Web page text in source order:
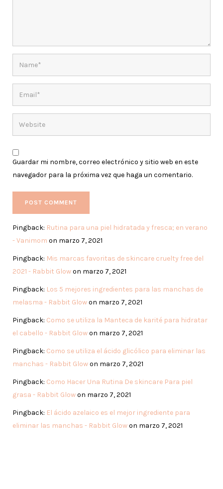
Guardar mi nombre, correo electrónico y sitio web en este
navegador para la próxima vez que haga un comentario.
Pingback: Rutina para una piel hidratada y fresca; en verano
- Vanimom on marzo 7, 2021
Pingback: Mis marcas favoritas de skincare cruelty free del
2021 - Rabbit Glowon marzo 7, 2021
Pingback: Los 5 mejores ingredientes para las manchas de
melasma - Rabbit Glowon marzo 7, 2021
Pingback: Como se utiliza la Manteca de karité para hidratar
el cabello - Rabbit Glowon marzo 7, 2021
Pingback: Como se utiliza el ácido glicólico para eliminar las
manchas - Rabbit Glowon marzo 7, 2021
Pingback: Como Hacer Una Rutina De skincare Para piel
grasa - Rabbit Glowon marzo 7, 2021
Pingback: El ácido azelaico es el mejor ingrediente para
eliminar las manchas - Rabbit Glowon marzo 7, 2021